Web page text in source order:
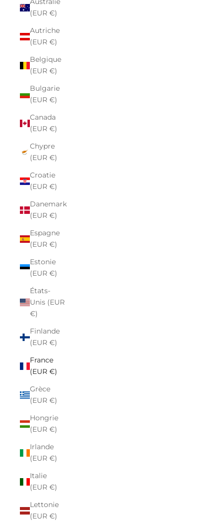
(EUR €)
Autriche
(EUR €)
Belgique
(EUR €)
Bulgarie
(EUR €)
Canada
(EUR €)
Chypre
(EUR €)
Croatie
(EUR €)
Danemark
(EUR €)
Espagne
(EUR €)
Estonie
(EUR €)
États-
Unis (EUR
€)
Finlande
(EUR €)
France
(EUR €)
Grèce
(EUR €)
Hongrie
(EUR €)
Irlande
(EUR €)
Italie
(EUR €)
Lettonie
(EUR €)